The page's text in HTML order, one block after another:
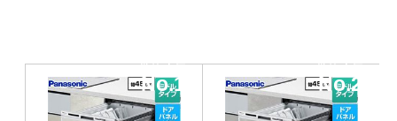
当店人気
No.1
当店人気
No.2